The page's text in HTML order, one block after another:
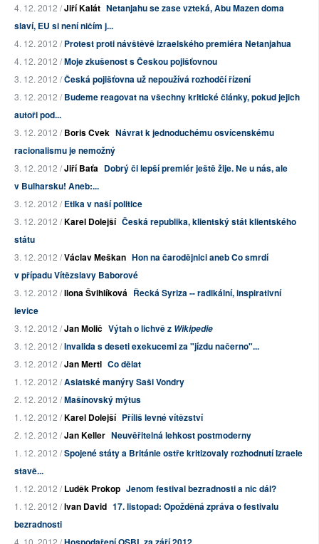
4. 12. 2012 /Jiří Kalát Netanjahu se zase vzteká, Abu Mazen doma
slaví, EU si není ničím j...
4. 12. 2012 /Protest proti návštěvě izraelského premiéra Netanjahua
4. 12. 2012 /Moje zkušenost s Českou pojišťovnou
3. 12. 2012 /Česká pojišťovna už nepoužívá rozhodčí řízení
3. 12. 2012 /Budeme reagovat na všechny kritické články, pokud jejich
autoři pod...
3. 12. 2012 /Boris Cvek Návrat k jednoduchému osvícenskému
racionalismu je nemožný
3. 12. 2012 /Jiří Baťa Dobrý či lepší premiér ještě žije. Ne u nás, ale
v Bulharsku! Aneb:...
3. 12. 2012 /Etika v naší politice
3. 12. 2012 /Karel Dolejší Česká republika, klientský stát klientského
státu
3. 12. 2012 /Václav Meškan Hon na čarodějnici aneb Co smrdí
v případu Vítězslavy Baborové
3. 12. 2012 /Ilona Švihlíková Řecká Syriza -- radikální, inspirativní
levice
3. 12. 2012 /Jan Molič Výtah o lichvě z Wikipedie
3. 12. 2012 /Invalida s deseti exekucemi za "jízdu načerno"...
3. 12. 2012 /Jan Mertl Co dělat
1. 12. 2012 /Asiatské manýry Saši Vondry
2. 12. 2012 /Mašínovský mýtus
1. 12. 2012 /Karel Dolejší Příliš levné vítězství
2. 12. 2012 /Jan Keller Neuvěřitelná lehkost postmoderny
1. 12. 2012 /Spojené státy a Británie ostře kritizovaly rozhodnutí Izraele
stavě...
1. 12. 2012 /Luděk Prokop Jenom festival bezradnosti a nic dál?
1. 12. 2012 /Ivan David 17. listopad: Opožděná zpráva o festivalu
bezradnosti